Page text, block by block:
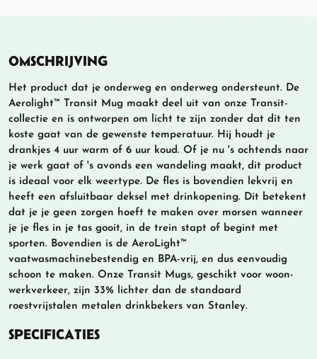
OMSCHRIJVING
Het product dat je onderweg en onderweg ondersteunt. De
Aerolight™ Transit Mug maakt deel uit van onze Transit-
collectie en is ontworpen om licht te zijn zonder dat dit ten
koste gaat van de gewenste temperatuur. Hij houdt je
drankjes 4 uur warm of 6 uur koud. Of je nu 's ochtends naar
je werk gaat of 's avonds een wandeling maakt, dit product
is ideaal voor elk weertype. De fles is bovendien lekvrij en
heeft een afsluitbaar deksel met drinkopening. Dit betekent
dat je je geen zorgen hoeft te maken over morsen wanneer
je je fles in je tas gooit, in de trein stapt of begint met
sporten. Bovendien is de AeroLight™
vaatwasmachinebestendig en BPA-vrij, en dus eenvoudig
schoon te maken. Onze Transit Mugs, geschikt voor woon-
werkverkeer, zijn 33% lichter dan de standaard
roestvrijstalen metalen drinkbekers van Stanley.
SPECIFICATIES